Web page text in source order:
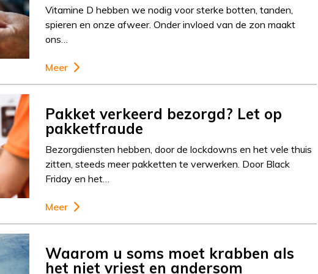
Vitamine D hebben we nodig voor sterke botten, tanden,
spieren en onze afweer. Onder invloed van de zon maakt
ons…
Meer
Pakket verkeerd bezorgd? Let op
pakketfraude
Bezorgdiensten hebben, door de lockdowns en het vele thuis
zitten, steeds meer pakketten te verwerken. Door Black
Friday en het…
Meer
Waarom u soms moet krabben als
het niet vriest en andersom